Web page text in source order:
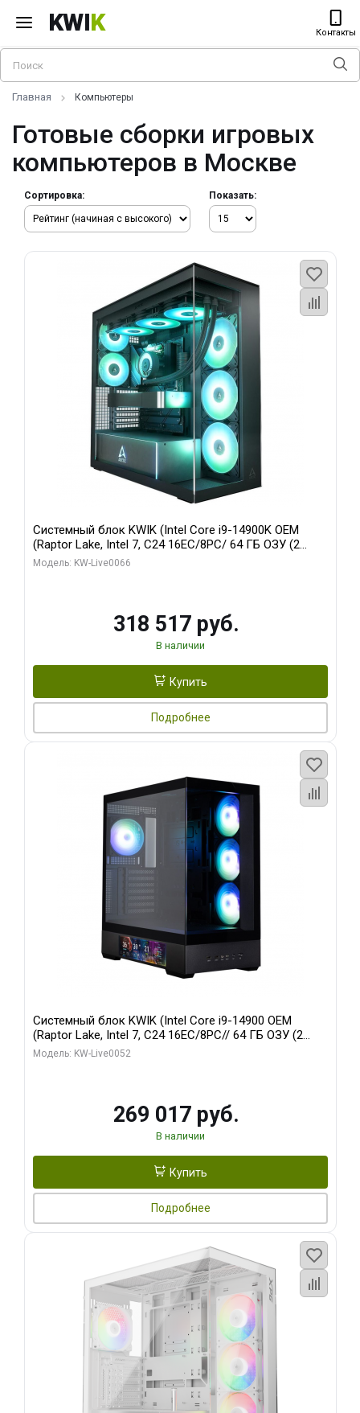
KWIK Контакты
Главная Компьютеры
Готовые сборки игровых
компьютеров в Москве
Сортировка: Показать:
Системный блок KWIK (Intel Core i9-14900K OEM
(Raptor Lake, Intel 7, C24 16EC/8PC/ 64 ГБ ОЗУ (2
модуля)/ Gigabyte RTX5080 XTREME WATERFORCE
Модель: KW-Live0066
318 517 руб.
В наличии
Купить
Подробнее
Системный блок KWIK (Intel Core i9-14900 OEM
(Raptor Lake, Intel 7, C24 16EC/8PC// 64 ГБ ОЗУ (2
модуля)/ Palit RTX5080 GAMINGPRO OC 16GB GDDR7
Модель: KW-Live0052
269 017 руб.
В наличии
Купить
Подробнее